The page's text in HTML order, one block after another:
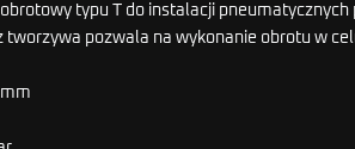
typu T do instalacji
pozwala na wykonanie obrotu w